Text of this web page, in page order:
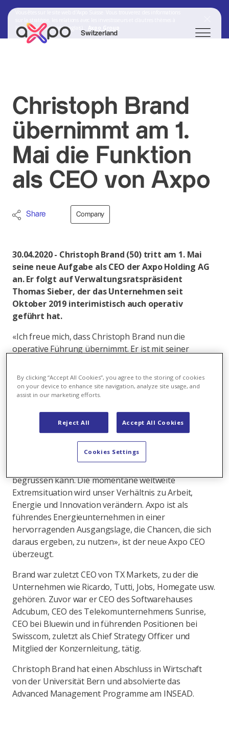
l'adresse suivante (en anglais) :
Switzerland
Axpo Group
Christoph Brand
übernimmt am 1.
Mai die Funktion
als CEO von Axpo
Share Company
30.04.2020 - Christoph Brand (50) tritt am 1. Mai
seine neue Aufgabe als CEO der Axpo Holding AG
an. Er folgt auf Verwaltungsratspräsident
Thomas Sieber, der das Unternehmen seit
Oktober 2019 interimistisch auch operativ
geführt hat.
«Ich freue mich, dass Christoph Brand nun die
operative Führung übernimmt. Er ist mit seiner
Erfahrungen in Kommunikationstechnologien und
Digitalisierung die ideale Verstärkung an der Spitze
des Unternehmens», sagt Axpo
Verwaltungsratspräsident Thomas Sieber.
Für Christoph Brand wird es in Zeiten von Lockdown
und Homeoffice ein spezieller Start werden. «Es ist
tatsächlich eine Challenge als CEO anzutreten, wenn
begrüssen kann. Die momentane weltweite
Extremsituation wird unser Verhältnis zu Arbeit,
Energie und Innovation verändern. Axpo ist als
führendes Energieunternehmen in einer
hervorragenden Ausgangslage, die Chancen, die sich
daraus ergeben, zu nutzen», ist der neue Axpo CEO
überzeugt.
Brand war zuletzt CEO von TX Markets, zu der die
Unternehmen wie Ricardo, Tutti, Jobs, Homegate usw.
gehören. Zuvor war er CEO des Softwarehauses
Adcubum, CEO des Telekomunternehmens Sunrise,
CEO bei Bluewin und in führenden Positionen bei
Swisscom, zuletzt als Chief Strategy Officer und
Mitglied der Konzernleitung, tätig.
Christoph Brand hat einen Abschluss in Wirtschaft
von der Universität Bern und absolvierte das
Advanced Management Programme am INSEAD.
By clicking “Accept All Cookies”, you agree to the storing of cookies
on your device to enhance site navigation, analyze site usage, and
assist in our marketing efforts.
Reject All Accept All Cookies
Cookies Settings